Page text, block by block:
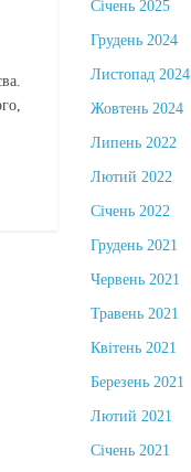
Грудень 2024
Листопад 2024
Жовтень 2024
Липень 2022
Лютий 2022
Січень 2022
Грудень 2021
Червень 2021
Травень 2021
Квітень 2021
Березень 2021
Лютий 2021
Січень 2021